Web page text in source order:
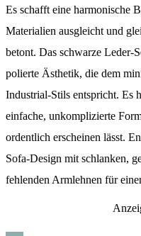
Es schafft eine harmonische
Materialien ausgleicht und
betont. Das schwarze Leder-
polierte Ästhetik, die dem
Industrial-Stils entspricht. Es
einfache, unkomplizierte
ordentlich erscheinen lässt.
Sofa-Design mit schlanken,
fehlenden Armlehnen für